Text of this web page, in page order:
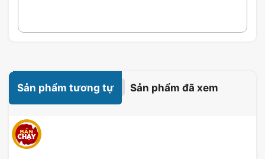
Sản phẩm tương tự Sản phẩm đã xem